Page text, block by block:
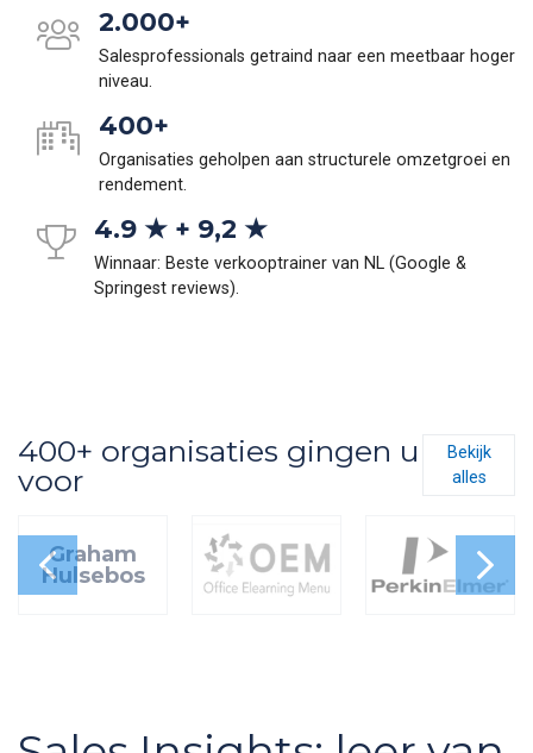
2.000+
Salesprofessionals getraind naar een meetbaar hoger
niveau.
400+
Organisaties geholpen aan structurele omzetgroei en
rendement.
4.9 ★ + 9,2 ★
Winnaar: Beste verkooptrainer van NL (Google &
Springest reviews).
400+ organisaties gingen u
voor
Bekijk
alles
Graham
Hulsebos